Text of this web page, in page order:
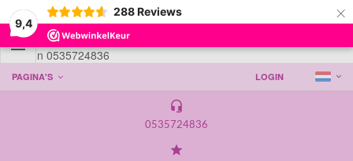
9,4
288 Reviews ×
Telefoon 0535724836
PAGINA'S LOGIN

headset_mic
0535724836
grade